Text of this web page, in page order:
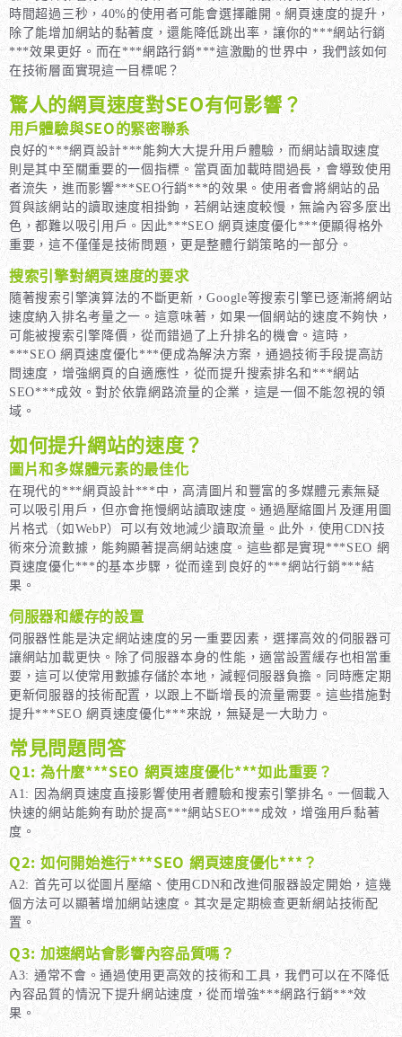
時間超過三秒，40%的使用者可能會選擇離開。網頁速度的提升，
除了能增加網站的黏著度，還能降低跳出率，讓你的***網站行銷
***效果更好。而在***網路行銷***這激勵的世界中，我們該如何
在技術層面實現這一目標呢？
驚人的網頁速度對SEO有何影響？
用戶體驗與SEO的緊密聯系
良好的***網頁設計***能夠大大提升用戶體驗，而網站讀取速度
則是其中至關重要的一個指標。當頁面加載時間過長，會導致使用
者流失，進而影響***SEO行銷***的效果。使用者會將網站的品
質與該網站的讀取速度相掛鉤，若網站速度較慢，無論內容多麼出
色，都難以吸引用戶。因此***SEO 網頁速度優化***便顯得格外
重要，這不僅僅是技術問題，更是整體行銷策略的一部分。
搜索引擎對網頁速度的要求
隨著搜索引擎演算法的不斷更新，Google等搜索引擎已逐漸將網站
速度納入排名考量之一。這意味著，如果一個網站的速度不夠快，
可能被搜索引擎降價，從而錯過了上升排名的機會。這時，
***SEO 網頁速度優化***便成為解決方案，通過技術手段提高訪
問速度，增強網頁的自適應性，從而提升搜索排名和***網站
SEO***成效。對於依靠網路流量的企業，這是一個不能忽視的領
域。
如何提升網站的速度？
圖片和多媒體元素的最佳化
在現代的***網頁設計***中，高清圖片和豐富的多媒體元素無疑
可以吸引用戶，但亦會拖慢網站讀取速度。通過壓縮圖片及運用圖
片格式（如WebP）可以有效地減少讀取流量。此外，使用CDN技
術來分流數據，能夠顯著提高網站速度。這些都是實現***SEO 網
頁速度優化***的基本步驟，從而達到良好的***網站行銷***結
果。
伺服器和緩存的設置
伺服器性能是決定網站速度的另一重要因素，選擇高效的伺服器可
讓網站加載更快。除了伺服器本身的性能，適當設置緩存也相當重
要，這可以使常用數據存儲於本地，減輕伺服器負擔。同時應定期
更新伺服器的技術配置，以跟上不斷增長的流量需要。這些措施對
提升***SEO 網頁速度優化***來說，無疑是一大助力。
常見問題問答
Q1: 為什麼***SEO 網頁速度優化***如此重要？
A1: 因為網頁速度直接影響使用者體驗和搜索引擎排名。一個載入
快速的網站能夠有助於提高***網站SEO***成效，增強用戶黏著
度。
Q2: 如何開始進行***SEO 網頁速度優化***？
A2: 首先可以從圖片壓縮、使用CDN和改進伺服器設定開始，這幾
個方法可以顯著增加網站速度。其次是定期檢查更新網站技術配
置。
Q3: 加速網站會影響內容品質嗎？
A3: 通常不會。通過使用更高效的技術和工具，我們可以在不降低
內容品質的情況下提升網站速度，從而增強***網路行銷***效
果。